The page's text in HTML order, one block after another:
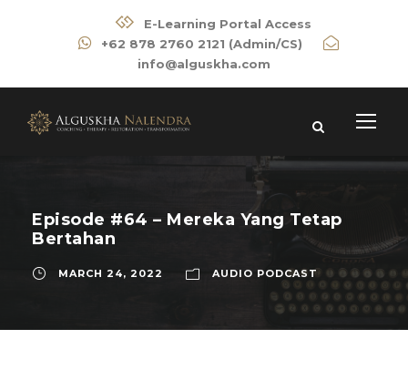
E-Learning Portal Access
+62 878 2760 2121 (Admin/CS)
info@alguskha.com
Episode #64 – Mereka Yang Tetap
Bertahan
MARCH 24, 2022 AUDIO PODCAST